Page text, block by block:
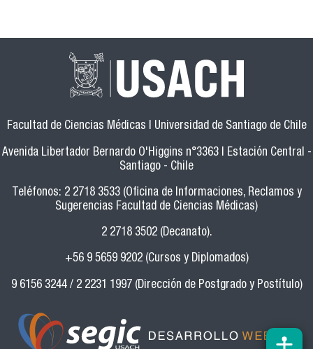
Facultad de Ciencias Médicas | Universidad de Santiago de Chile
Avenida Libertador Bernardo O'Higgins n°3363 | Estación Central -
Santiago - Chile
Teléfonos: 2 2718 3533 (Oficina de Informaciones, Reclamos y
Sugerencias Facultad de Ciencias Médicas)
2 2718 3502 (Decanato).
+56 9 5659 9202 (Cursos y Diplomados)
9 6156 3244 / 2 2231 1997 (Dirección de Postgrado y Postítulo)